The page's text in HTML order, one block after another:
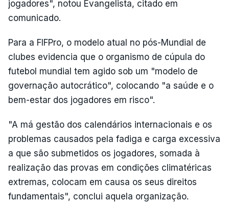
jogadores", notou Evangelista, citado em
comunicado.
Para a FIFPro, o modelo atual no pós-Mundial de
clubes evidencia que o organismo de cúpula do
futebol mundial tem agido sob um "modelo de
governação autocrático", colocando "a saúde e o
bem-estar dos jogadores em risco".
"A má gestão dos calendários internacionais e os
problemas causados pela fadiga e carga excessiva
a que são submetidos os jogadores, somada à
realização das provas em condições climatéricas
extremas, colocam em causa os seus direitos
fundamentais", conclui aquela organização.